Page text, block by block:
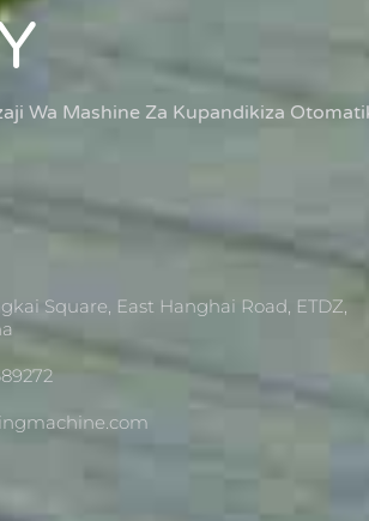
Wa Mashine Za Kupandikiza
Square, East Hanghai Road, ETDZ,